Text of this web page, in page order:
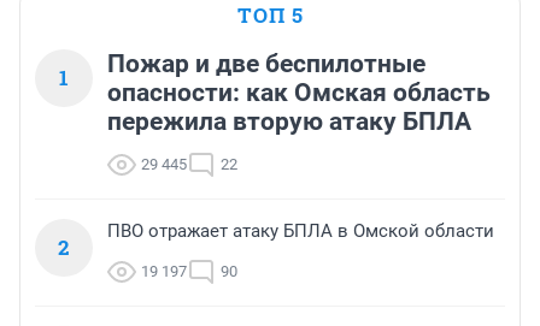
ТОП 5
1
Пожар и две беспилотные
опасности: как Омская область
пережила вторую атаку БПЛА
29 445 22
2
ПВО отражает атаку БПЛА в Омской области
19 197 90